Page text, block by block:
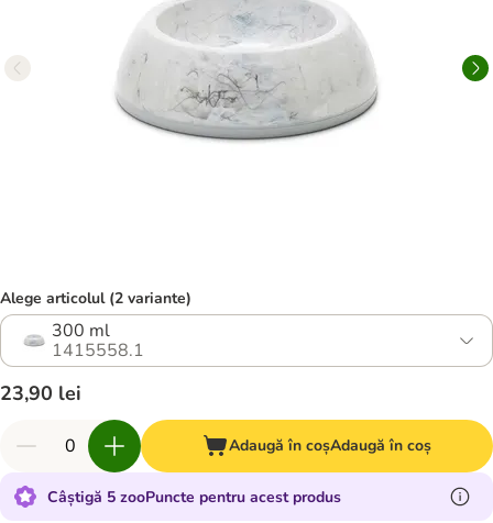
Alege articolul (2 variante)
300 ml
1415558.1
23,90 lei
Adaugă în coșAdaugă în coș
Câștigă 5 zooPuncte pentru acest produs